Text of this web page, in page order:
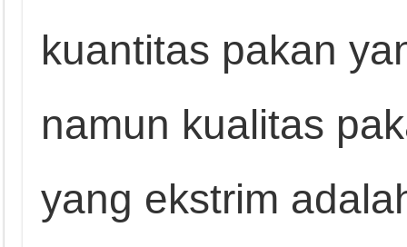
kuantitas pakan
namun kualitas
yang ekstrim